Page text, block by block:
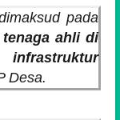
pada
tenaga ahli di
Desa.